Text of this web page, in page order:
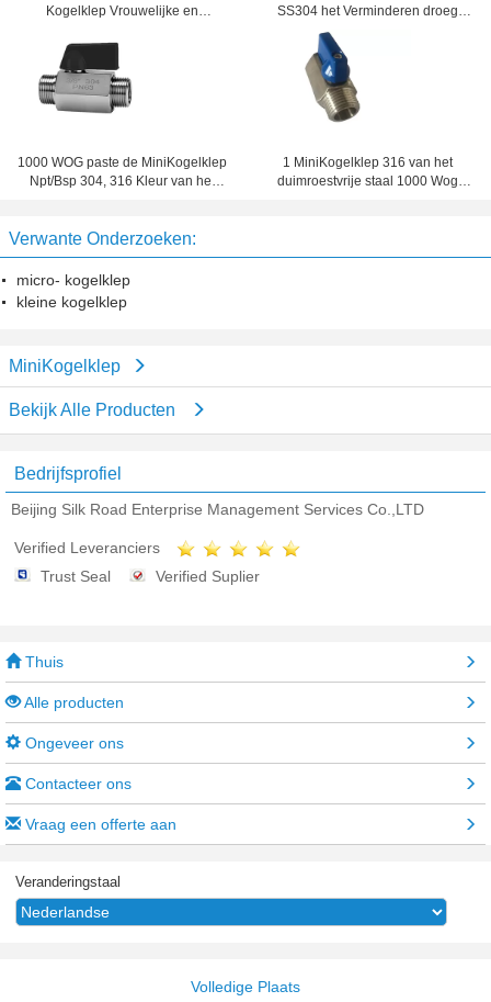
Kogelklep Vrouwelijke en
CF8 MiniDraad
SS304 het Verminderen droeg
Ingepaste yh-MNB
1000 WOG paste de MiniKogelklep
Npt/Bsp 304, 316 Kleur van het
1 MiniKogelklep 316 van het
duimroestvrije staal 1000 Wog
Verwante Onderzoeken:
micro- kogelklep
kleine kogelklep
MiniKogelklep
Bekijk Alle Producten
Bedrijfsprofiel
Beijing Silk Road Enterprise Management Services Co.,LTD
Verified Leveranciers
Trust Seal
Verified Suplier
Thuis
Alle producten
Ongeveer ons
Contacteer ons
Vraag een offerte aan
Veranderingstaal
Volledige Plaats